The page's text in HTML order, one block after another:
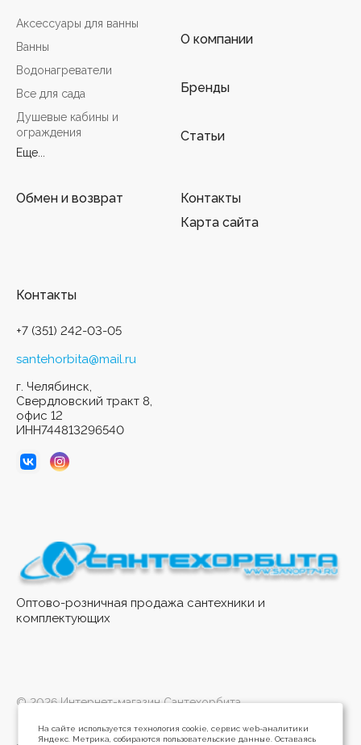
Оптово-розничная продажа сантехники и
комплектующих
Аксессуары для ванны
Ванны
Водонагреватели
Все для сада
Душевые кабины и
ограждения
Еще...
О компании
Бренды
Статьи
Обмен и возврат
Контакты
Карта сайта
Контакты
+7 (351) 242-03-05
santehorbita@mail.ru
г. Челябинск,
Свердловский тракт 8,
офис 12
ИНН744813296540
© 2026 Интернет-магазин Сантехорбита
На сайте используется технология cookie, сервис web-аналитики
Яндекс. Метрика, собираются пользовательские данные. Оставаясь